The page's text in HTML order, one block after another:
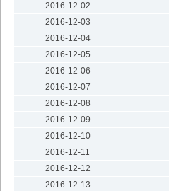
2016-12-02
2016-12-03
2016-12-04
2016-12-05
2016-12-06
2016-12-07
2016-12-08
2016-12-09
2016-12-10
2016-12-11
2016-12-12
2016-12-13